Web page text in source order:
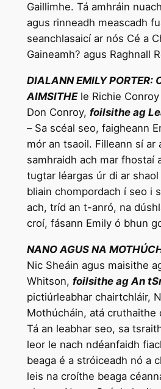
Gaillimhe. Tá amhráin
agus rinneadh meascadh
seanchlasaicí ar nós Cé a
Gaineamh? agus Raghnall
DIALANN EMILY PORTER:
AIMSITHEle Richie
Don Conroy, foilsithe ag
– Sa scéal seo, faigheann
mór an tsaoil. Filleann sí ar
samhraidh ach mar fhostaí
tugtar léargas úr di ar
bliain chompordach í seo i
ach, tríd an t-anró, na
croí, fásann Emily ó bhun
NANO AGUS NA
Nic Sheáin agus maisithe
Whitson, foilsithe ag An
pictiúrleabhar chairtchláir,
Mothúcháin, atá cruthaithe
Tá an leabhar seo, sa
leor le nach ndéanfaidh
beaga é a stróiceadh nó a
leis na croíthe beaga